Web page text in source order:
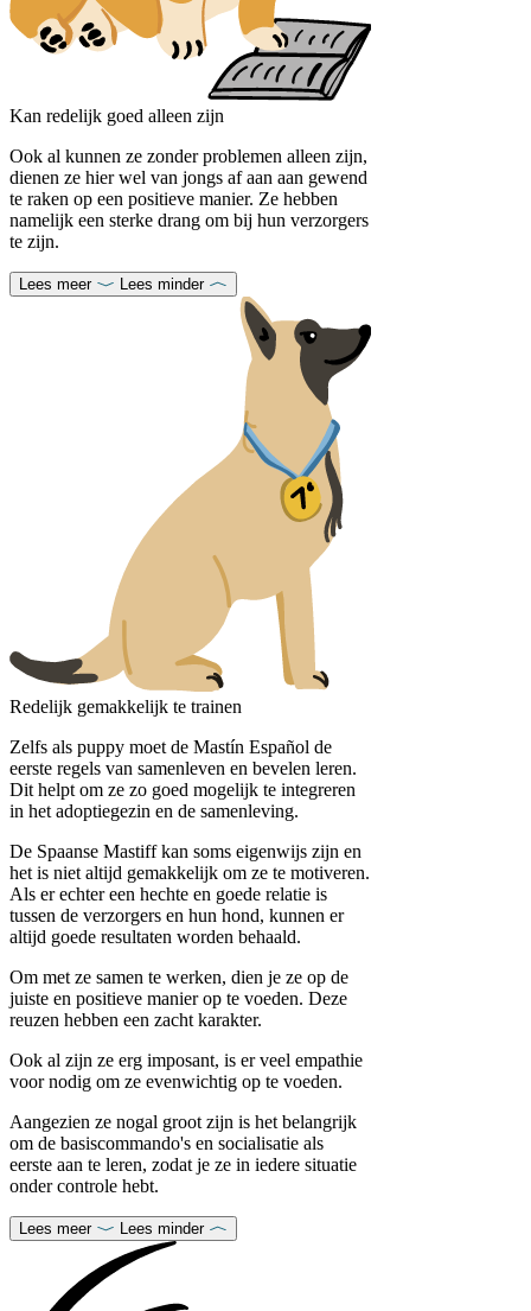
Kan redelijk goed alleen zijn
Ook al kunnen ze zonder problemen alleen zijn,
dienen ze hier wel van jongs af aan aan gewend
te raken op een positieve manier. Ze hebben
namelijk een sterke drang om bij hun verzorgers
te zijn.
Lees meer Lees minder
Redelijk gemakkelijk te trainen
Zelfs als puppy moet de Mastín Español de
eerste regels van samenleven en bevelen leren.
Dit helpt om ze zo goed mogelijk te integreren
in het adoptiegezin en de samenleving.
De Spaanse Mastiff kan soms eigenwijs zijn en
het is niet altijd gemakkelijk om ze te motiveren.
Als er echter een hechte en goede relatie is
tussen de verzorgers en hun hond, kunnen er
altijd goede resultaten worden behaald.
Om met ze samen te werken, dien je ze op de
juiste en positieve manier op te voeden. Deze
reuzen hebben een zacht karakter.
Ook al zijn ze erg imposant, is er veel empathie
voor nodig om ze evenwichtig op te voeden.
Aangezien ze nogal groot zijn is het belangrijk
om de basiscommando's en socialisatie als
eerste aan te leren, zodat je ze in iedere situatie
onder controle hebt.
Lees meer Lees minder